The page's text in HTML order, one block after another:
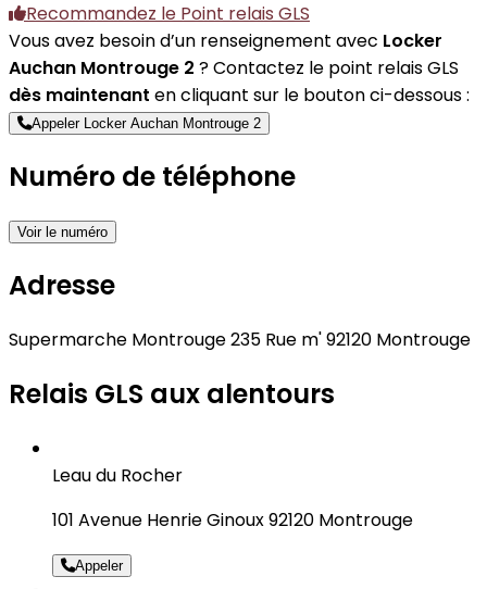
Recommandez le Point relais GLS
Vous avez besoin d’un renseignement avec Locker
Auchan Montrouge 2 ? Contactez le point relais GLS
dès maintenant en cliquant sur le bouton ci-dessous :
Appeler Locker Auchan Montrouge 2
Numéro de téléphone
Voir le numéro
Adresse
Supermarche Montrouge 235 Rue m' 92120 Montrouge
Relais GLS aux alentours
Leau du Rocher
101 Avenue Henrie Ginoux 92120 Montrouge
Appeler